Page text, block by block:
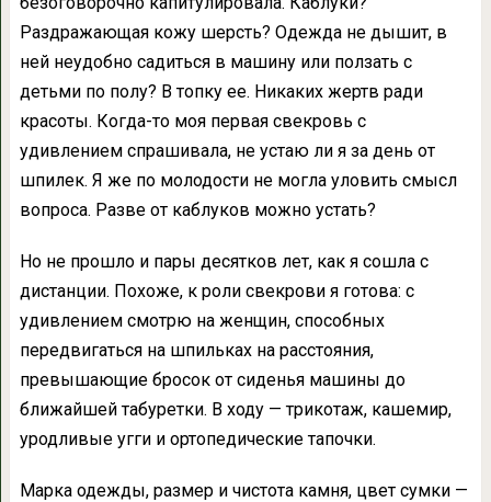
Раздражающая кожу шерсть? Одежда не дышит, в
ней неудобно садиться в машину или ползать с
детьми по полу? В топку ее. Никаких жертв ради
красоты. Когда-то моя первая свекровь с
удивлением спрашивала, не устаю ли я за день от
шпилек. Я же по молодости не могла уловить смысл
вопроса. Разве от каблуков можно устать?
Но не прошло и пары десятков лет, как я сошла с
дистанции. Похоже, к роли свекрови я готова: с
удивлением смотрю на женщин, способных
передвигаться на шпильках на расстояния,
превышающие бросок от сиденья машины до
ближайшей табуретки. В ходу — трикотаж, кашемир,
уродливые угги и ортопедические тапочки.
Марка одежды, размер и чистота камня, цвет сумки —